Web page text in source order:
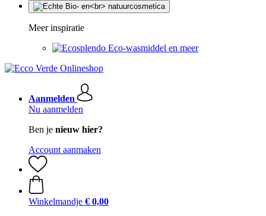
Meer inspiratie
Eco-wasmiddel en meer
Aanmelden
Nu aanmelden
Ben je nieuw hier?
Account aanmaken
Winkelmandje € 0,00